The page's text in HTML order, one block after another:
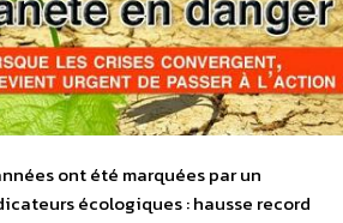
ont été marquées par un
écologiques : hausse record